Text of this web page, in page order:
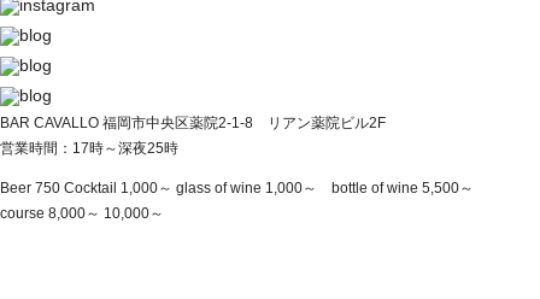
BAR CAVALLO 福岡市中央区薬院2-1-8 リアン薬院ビル2F
営業時間：17時～深夜25時
Beer 750 Cocktail 1,000～ glass of wine 1,000～ bottle of wine 5,500～
course 8,000～ 10,000～